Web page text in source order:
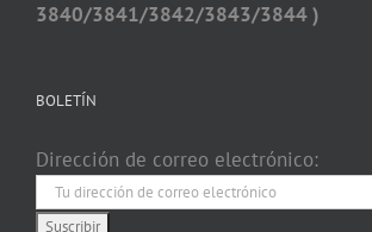
3840/3841/3842/3843/3844 )
BOLETÍN
Dirección de correo electrónico: